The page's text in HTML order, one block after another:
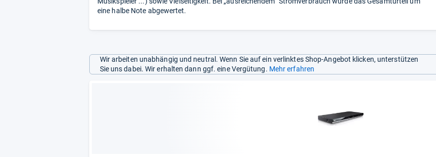
eine halbe Note abgewertet.
Wir arbeiten unabhängig und neutral. Wenn Sie auf ein verlinktes Shop-Angebot klicken, unterstützen
Sie uns dabei. Wir erhalten dann ggf. eine Vergütung. Mehr erfahren